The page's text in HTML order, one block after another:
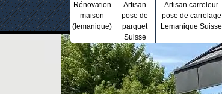
Rénovation
maison
(lemanique)
Artisan
pose de
parquet
Suisse
Artisan carreleur
pose de carrelage
Lemanique Suisse